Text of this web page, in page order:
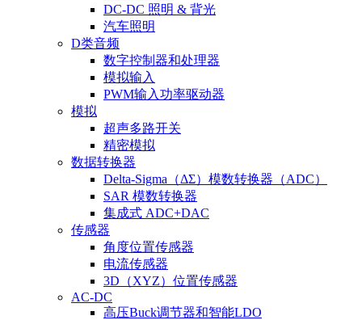
DC-DC 照明 & 背光
汽车照明
D类音频
数字控制器和处理器
模拟输入
PWM输入功率驱动器
模拟
超声多路开关
精密模拟
数据转换器
Delta-Sigma（ΔΣ）模数转换器（ADC）
SAR 模数转换器
集成式 ADC+DAC
传感器
角度位置传感器
电流传感器
3D（XYZ）位置传感器
AC-DC
高压Buck调节器和智能LDO